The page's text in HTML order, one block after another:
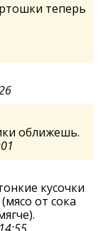
теперь
оближешь.
кусочки
от сока